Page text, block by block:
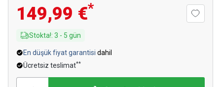
149,99 €*
Stokta!: 3 - 5 gün
En düşük fiyat garantisi dahil
Ücretsiz teslimat**